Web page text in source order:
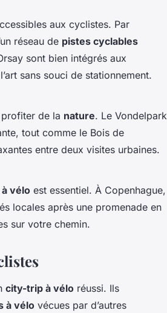
aux cyclistes. Par
réseau de pistes cyclables
sont bien intégrés aux
sans souci de stationnement.
de la nature. Le Vondelpark
tout comme le Bois de
entre deux visites urbaines.
vélo est essentiel. À Copenhague,
locales après une promenade en
sur votre chemin.
city-trip à vélo réussi. Ils
à vélo vécues par d’autres